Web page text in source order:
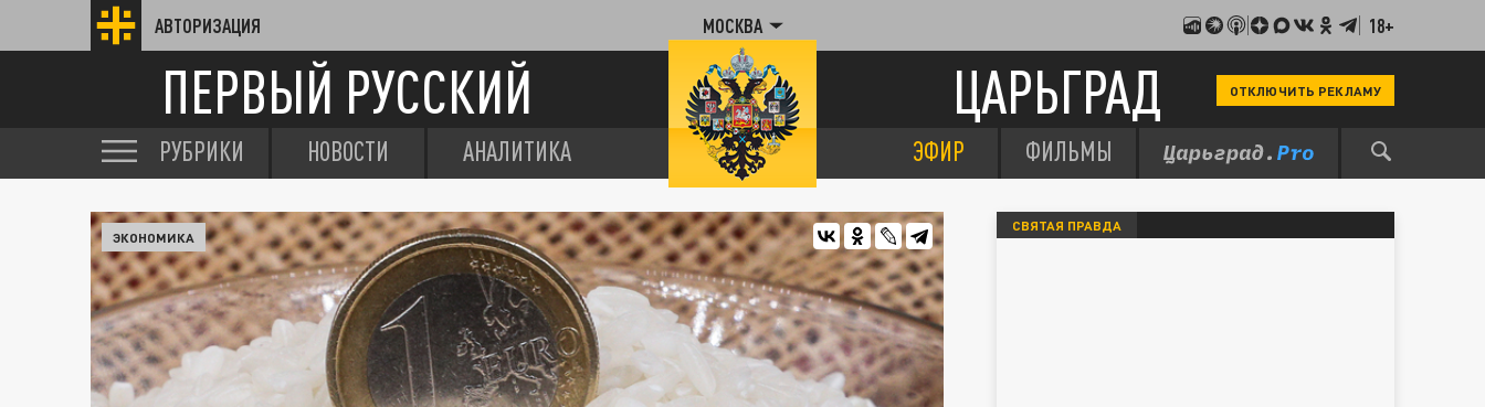
АВТОРИЗАЦИЯ МОСКВА 18+
ПЕРВЫЙ РУССКИЙ ЦАРЬГРАД ОТКЛЮЧИТЬ РЕКЛАМУ
РУБРИКИ НОВОСТИ АНАЛИТИКА ЭФИР ФИЛЬМЫ
ЭКОНОМИКА
СВЯТАЯ ПРАВДА